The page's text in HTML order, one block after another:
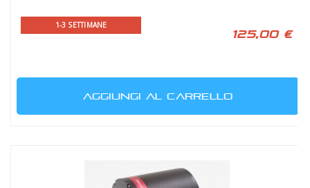
1-3 SETTIMANE
125,00 €
AGGIUNGI AL CARRELLO